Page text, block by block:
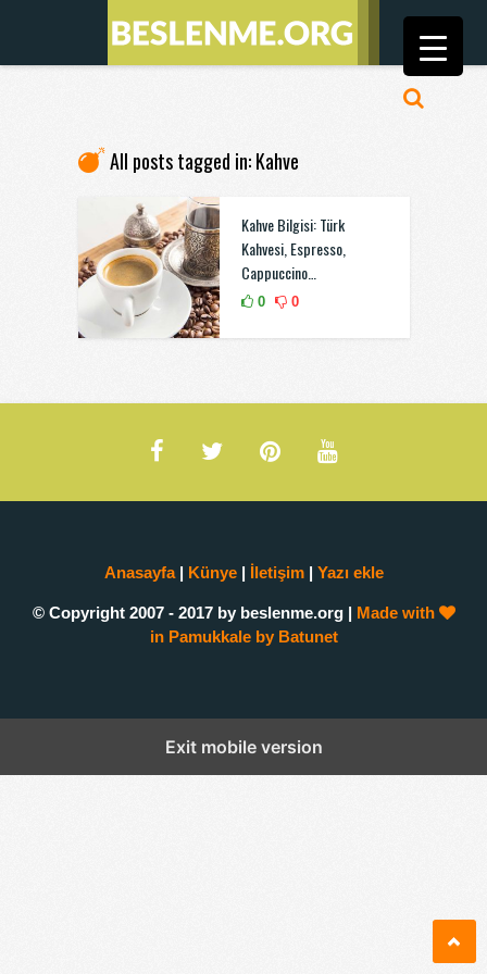
All posts tagged in: Kahve
Kahve Bilgisi: Türk
Kahvesi, Espresso,
Cappuccino…
0 0
Anasayfa| Künye| İletişim| Yazı ekle
© Copyright 2007 - 2017 by beslenme.org | Made with
in Pamukkale by Batunet
Exit mobile version